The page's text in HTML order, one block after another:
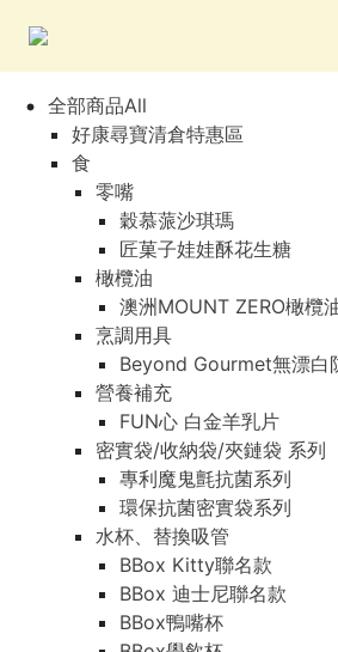
全部商品All
好康尋寶清倉特惠區
食
零嘴
穀慕蒎沙琪瑪
匠菓子娃娃酥花生糖
橄欖油
澳洲MOUNT ZERO橄欖
烹調用具
Beyond Gourmet無漂白
營養補充
FUN心 白金羊乳片
密實袋/收納袋/夾鏈袋 系列
專利魔鬼氈抗菌系列
環保抗菌密實袋系列
水杯、替換吸管
BBox Kitty聯名款
BBox 迪士尼聯名款
BBox鴨嘴杯